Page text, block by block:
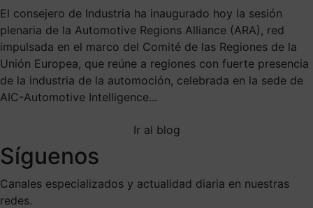
El consejero de Industria ha inaugurado hoy la sesión
plenaria de la Automotive Regions Alliance (ARA), red
impulsada en el marco del Comité de las Regiones de la
Unión Europea, que reúne a regiones con fuerte presencia
de la industria de la automoción, celebrada en la sede de
AIC-Automotive Intelligence...
Ir al blog
Síguenos
Canales especializados y actualidad diaria en nuestras
redes.